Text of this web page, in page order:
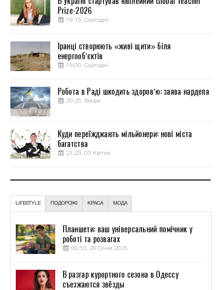
Prize-2026
19:15, Сьогодні
Іранці створюють «живі щити» біля
енергооб’єктів
19:00, Сьогодні
Робота в Раді шкодить здоров’ю: заява нардепа
20:25, Вчора
Куди переїжджають мільйонери: нові міста
багатства
21:23, 03 Квітня
LIFESTYLE ПОДОРОЖІ КРАСА МОДА
Планшети: ваш універсальний помічник у
роботі та розвагах
00:53, 29 Січня 2025
В разгар курортного сезона в Одессу
съезжаются звёзды